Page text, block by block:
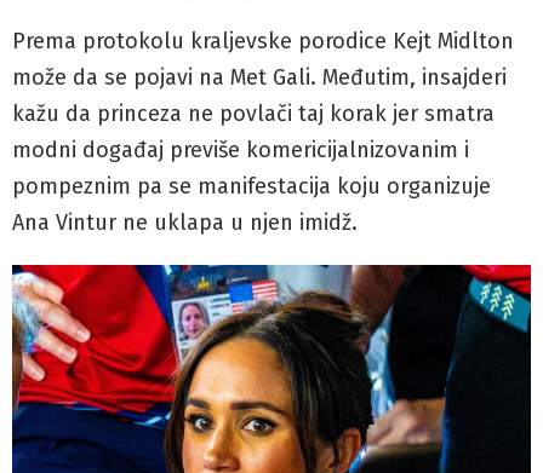
Prema protokolu kraljevske porodice Kejt Midlton
može da se pojavi na Met Gali. Međutim, insajderi
kažu da princeza ne povlači taj korak jer smatra
modni događaj previše komericijalnizovanim i
pompeznim pa se manifestacija koju organizuje
Ana Vintur ne uklapa u njen imidž.